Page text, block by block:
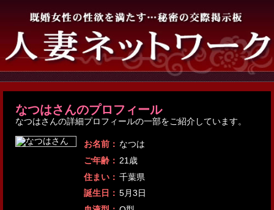
なつはさんのプロフィール
なつはさんの詳細プロフィールの一部をご紹介しています。
お名前： なつは
ご年齢： 21歳
住まい： 千葉県
誕生日： 5月3日